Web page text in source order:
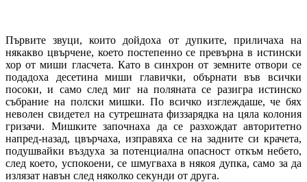
Първите звуци, които дойдоха от дупките, приличаха на
някакво цвърчене, което постепенно се превърна в истински
хор от миши гласчета. Като в синхрон от земните отвори се
подадоха десетина миши главички, обърнати във всички
посоки, и само след миг на поляната се разигра истинско
събрание на полски мишки. По всичко изглеждаше, че бях
неволен свидетел на сутрешната физзарядка на цяла колония
гризачи. Мишките започнаха да се разхождат авторитетно
напред-назад, цвърчаха, изправяха се на задните си крачета,
подушвайки въздуха за потенциална опасност откъм небето,
след което, успокоени, се шмугваха в някоя дупка, само за да
излязат навън след няколко секунди от друга.